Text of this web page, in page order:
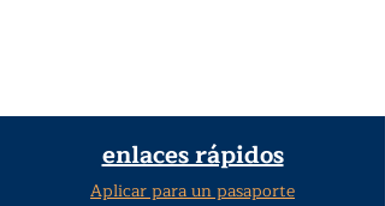
enlaces rápidos
Aplicar para un pasaporte